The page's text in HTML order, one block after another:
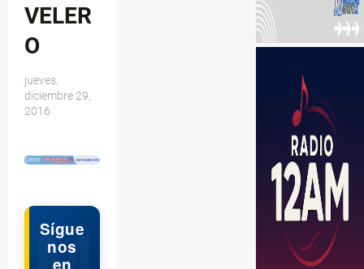
VELER
O
jueves,
diciembre 29,
2016
Sígue
nos